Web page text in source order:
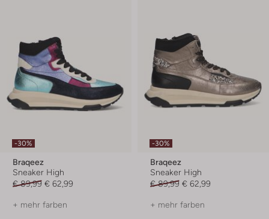
-30%
Braqeez
Sneaker High
€ 89,99 € 62,99
+ mehr farben
-30%
Braqeez
Sneaker High
€ 89,99 € 62,99
+ mehr farben